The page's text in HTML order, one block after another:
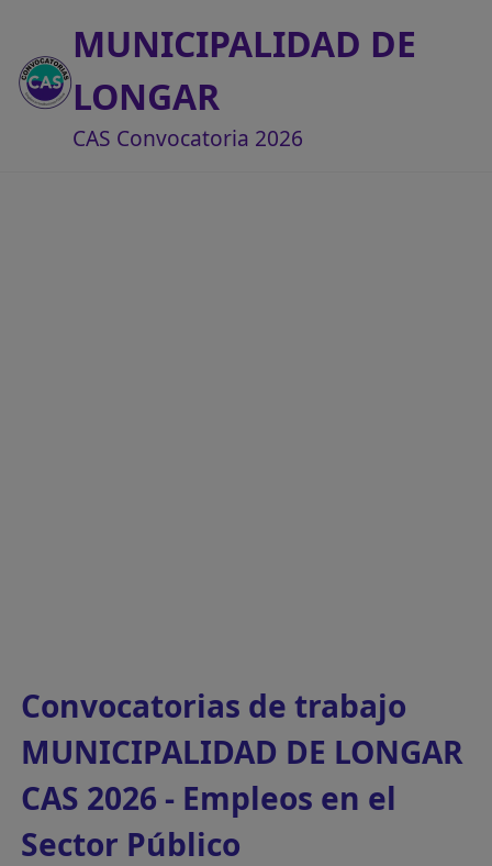
MUNICIPALIDAD DE
LONGAR
CAS Convocatoria 2026
Convocatorias de trabajo
MUNICIPALIDAD DE LONGAR
CAS 2026 - Empleos en el
Sector Público